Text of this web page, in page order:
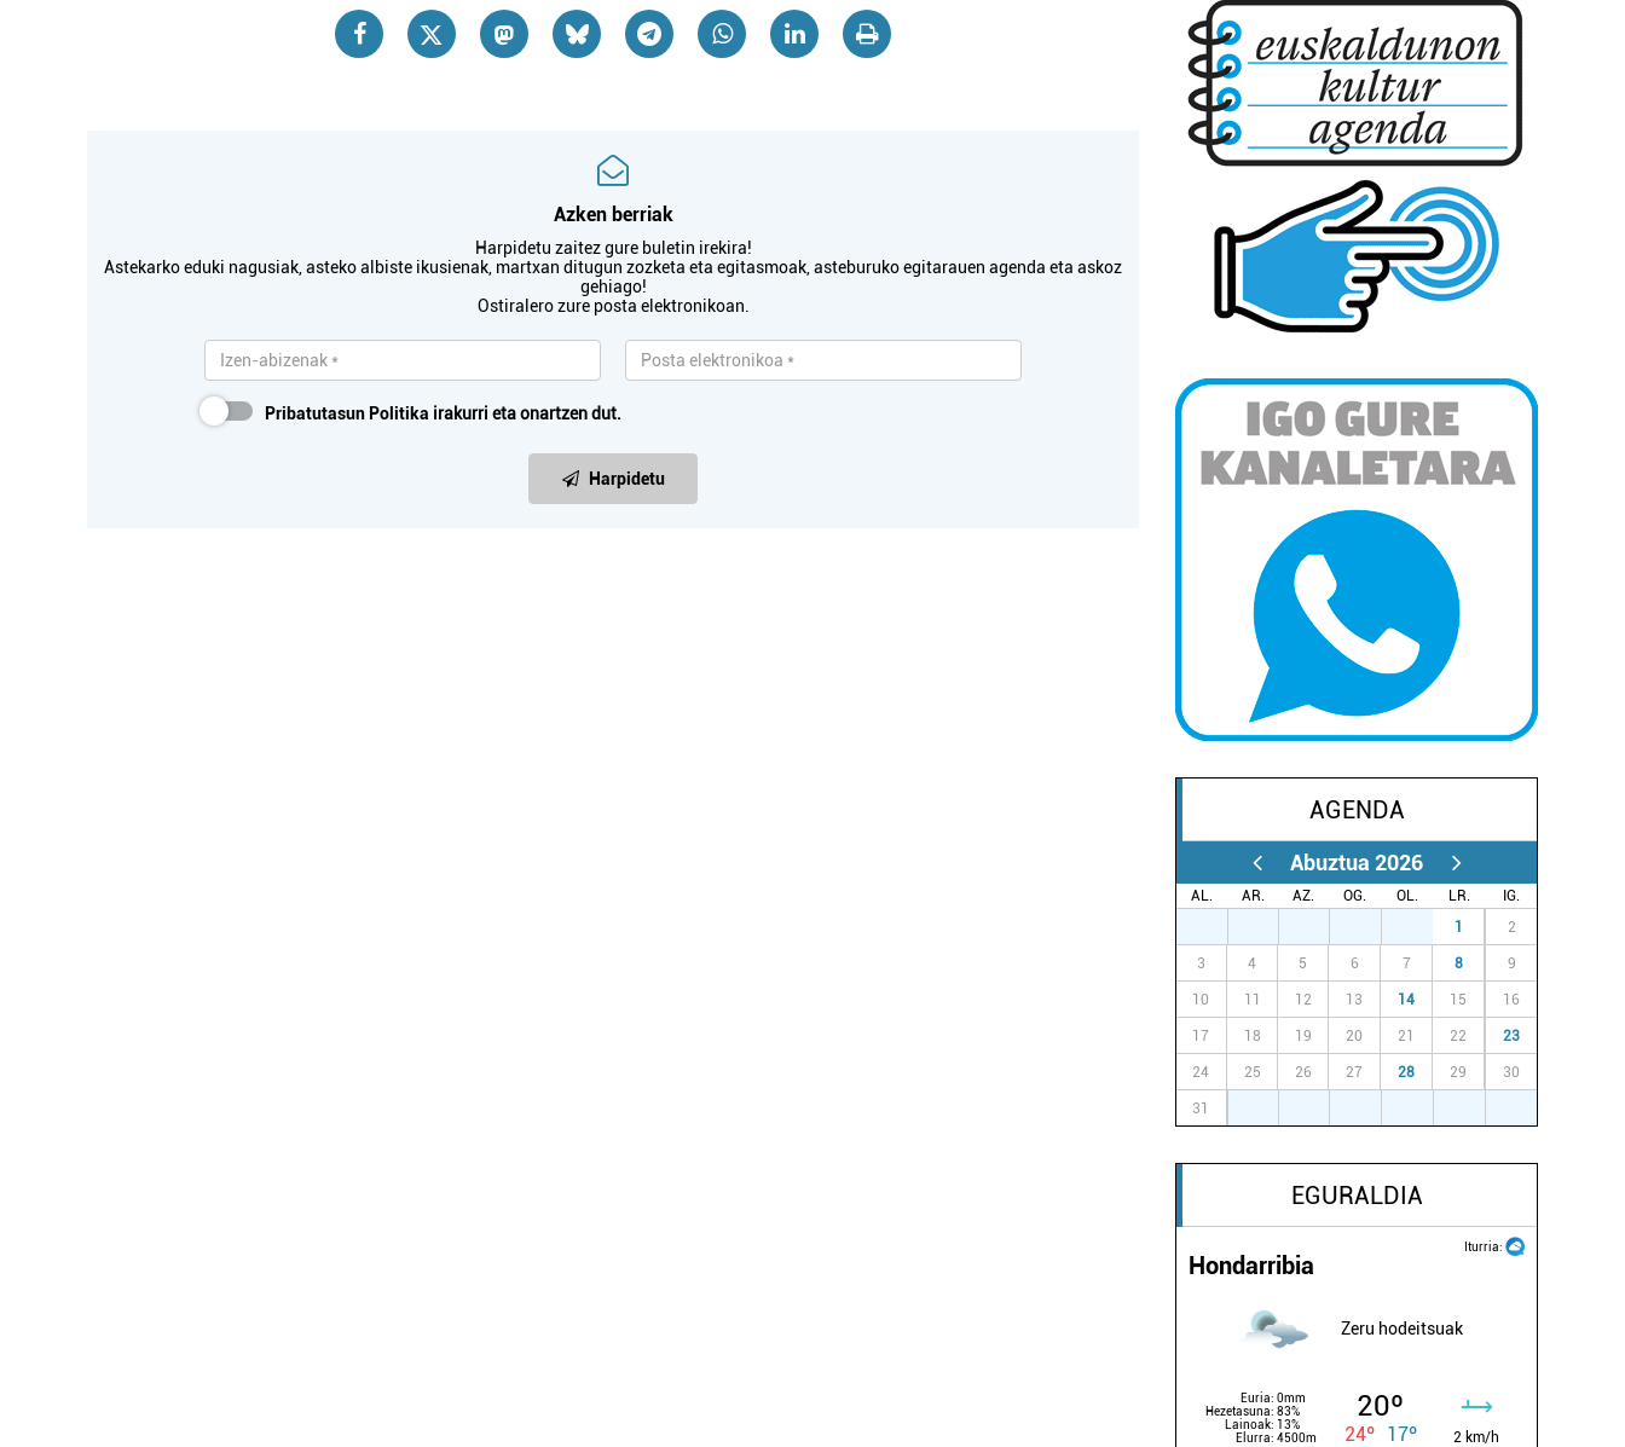
Azken berriak
Harpidetu zaitez gure buletin irekira!
Astekarko eduki nagusiak, asteko albiste ikusienak, martxan ditugun zozketa eta egitasmoak, asteburuko egitarauen agenda eta askoz
gehiago!
Ostiralero zure posta elektronikoan.
Pribatutasun Politika irakurri eta onartzen dut.
Harpidetu
AGENDA
Abuztua 2026
AL. AR. AZ. OG. OL. LR.
IG.
1 2
3 4 5 6 7 8 9
10 11 12 13 14 15 16
17 18 19 20 21 22 23
24 25 26 27 28 29 30
31
EGURALDIA
Iturria:
Hondarribia
Zeru hodeitsuak
Euria: 0mm
Hezetasuna: 83%
Lainoak: 13%
Elurra: 4500m
20º
24º 17º 2 km/h